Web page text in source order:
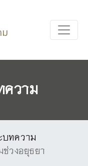
ความ
บทความ
วงอยุธยา